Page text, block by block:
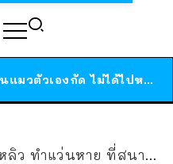
ได้เวลาเด็กหนวดรวมตัว RF Online Next เปิดให้เล่นแล้ว เกม Sci-Fi MMORPG ระดับตำนาน เล่นได้ทั้งมือถือและ PC
ว่นหาย ที่สนามบาส มช. ใครเจอติดต่อคืนได้นะ